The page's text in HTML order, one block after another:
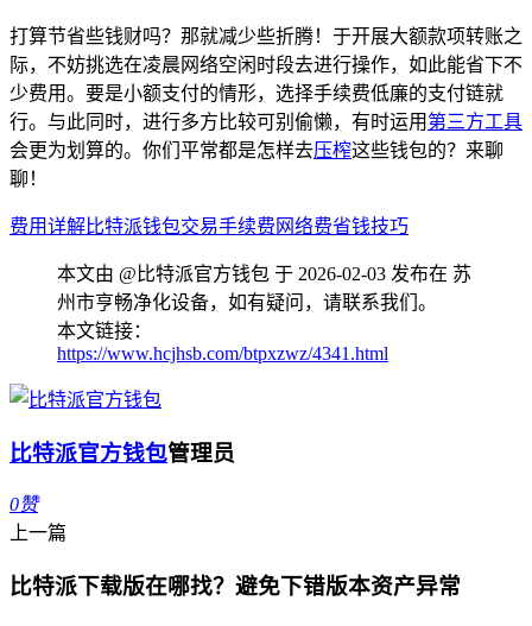
打算节省些钱财吗？那就减少些折腾！于开展大额款项转账之
际，不妨挑选在凌晨网络空闲时段去进行操作，如此能省下不
少费用。要是小额支付的情形，选择手续费低廉的支付链就
行。与此同时，进行多方比较可别偷懒，有时运用 第三方工具
会更为划算的。你们平常都是怎样去压榨这些钱包的？来聊
聊！
费用详解比特派钱包交易手续费 网络费省钱技巧
本文由 @比特派官方钱包 于 2026-02-03 发布在 苏
州市亨畅净化设备，如有疑问，请联系我们。
本文链接：
https://www.hcjhsb.com/btpxzwz/4341.html
比特派官方钱包管理员
0赞
上一篇
比特派下载版在哪找？避免下错版本资产异常